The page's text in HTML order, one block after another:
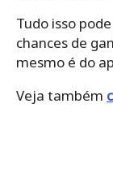
Tudo isso
chances de
mesmo é do
Veja também